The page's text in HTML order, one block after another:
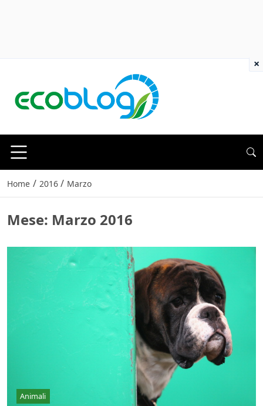
Home / 2016 / Marzo
Mese: Marzo 2016
Animali
×